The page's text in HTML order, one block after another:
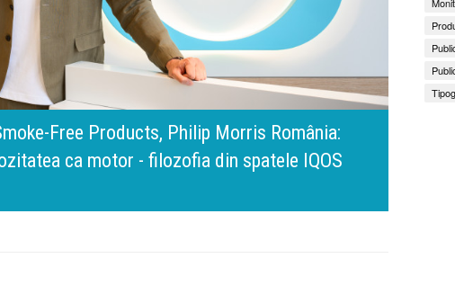
Ramona Pîrlog: Cel mai important „test al
dar cu aceeași responsabilitate față